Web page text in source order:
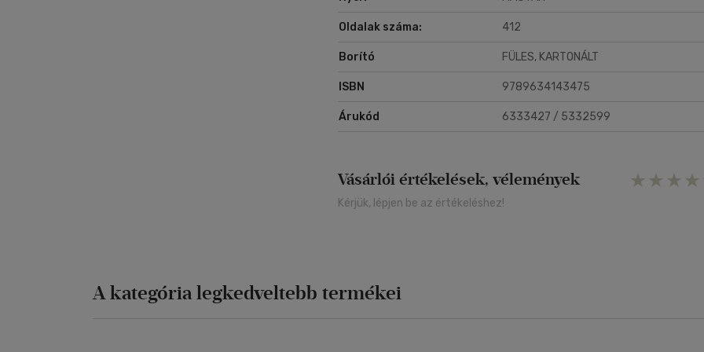
Oldalak száma: 412
Borító FÜLES, KARTONÁLT
ISBN 9789634143475
Árukód 6333427 / 5332599
Vásárlói értékelések, vélemények
Kérjük, lépjen be az értékeléshez!
A kategória legkedveltebb termékei